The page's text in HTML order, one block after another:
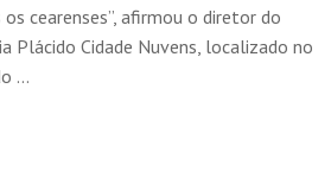
cearenses”, afirmou o diretor do
Plácido Cidade Nuvens, localizado no
...